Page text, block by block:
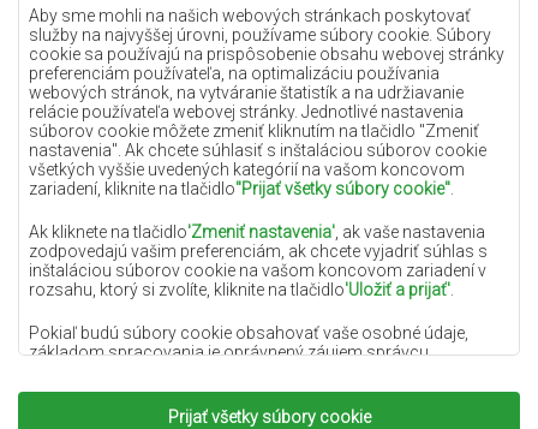
Aby sme mohli na našich webových stránkach poskytovať
služby na najvyššej úrovni, používame súbory cookie. Súbory
cookie sa používajú na prispôsobenie obsahu webovej stránky
preferenciám používateľa, na optimalizáciu používania
webových stránok, na vytváranie štatistík a na udržiavanie
relácie používateľa webovej stránky. Jednotlivé nastavenia
súborov cookie môžete zmeniť kliknutím na tlačidlo "Zmeniť
nastavenia". Ak chcete súhlasiť s inštaláciou súborov cookie
všetkých vyššie uvedených kategórií na vašom koncovom
zariadení, kliknite na tlačidlo"Prijať všetky súbory cookie"
Ak kliknete na tlačidlo'Zmeniť nastavenia' , ak vaše nastavenia
zodpovedajú vašim preferenciám, ak chcete vyjadriť súhlas s
inštaláciou súborov cookie na vašom koncovom zariadení v
rozsahu, ktorý si zvolíte, kliknite na tlačidlo'Uložiť a prijať'
Pokiaľ budú súbory cookie obsahovať vaše osobné údaje,
základom spracovania je oprávnený záujem správcu
podobe poskytovania vysokokvalitných služieb na našej
webovej stránke a marketingových aktivít správcu osobných
Prijať všetky súbory cookie
Lilac koberce
Žlté koberce
Mätové koberce
Modré koberce
Oranžové koberce
Ružové koberce
Šedé koberce
Terakotové koberce
Zelené koberce
Zlaté koberce